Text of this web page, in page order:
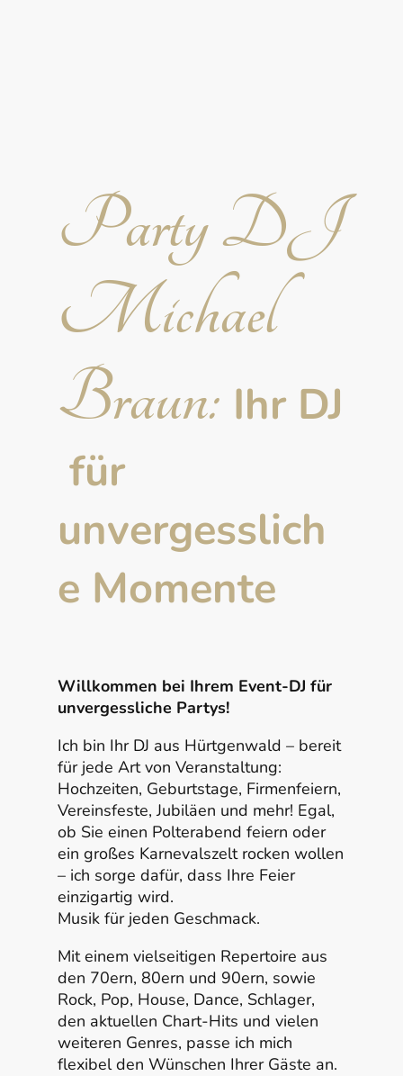
Party DJ
Michael
Braun: Ihr DJ
für
unvergesslich
e Momente
Willkommen bei Ihrem Event-DJ für
unvergessliche Partys!
Ich bin Ihr DJ aus Hürtgenwald – bereit
für jede Art von Veranstaltung:
Hochzeiten, Geburtstage, Firmenfeiern,
Vereinsfeste, Jubiläen und mehr! Egal,
ob Sie einen Polterabend feiern oder
ein großes Karnevalszelt rocken wollen
– ich sorge dafür, dass Ihre Feier
einzigartig wird.
Musik für jeden Geschmack.
Mit einem vielseitigen Repertoire aus
den 70ern, 80ern und 90ern, sowie
Rock, Pop, House, Dance, Schlager,
den aktuellen Chart-Hits und vielen
weiteren Genres, passe ich mich
flexibel den Wünschen Ihrer Gäste an.